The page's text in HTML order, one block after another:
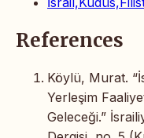
References
Köylü, Murat.
Yerleşim
Geleceği.”